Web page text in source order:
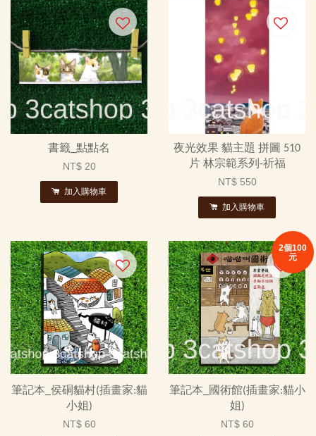
書籤_點點名
NT$ 20
加入購物車
夜光效果 貓主題 拼圖 510
片 林宗範系列-祈福
NT$ 550
加入購物車
筆記本_侯硐貓村(插畫家:貓
小姐)
NT$ 60
2個100
元
筆記本_國術館(插畫家:貓小
姐)
NT$ 60